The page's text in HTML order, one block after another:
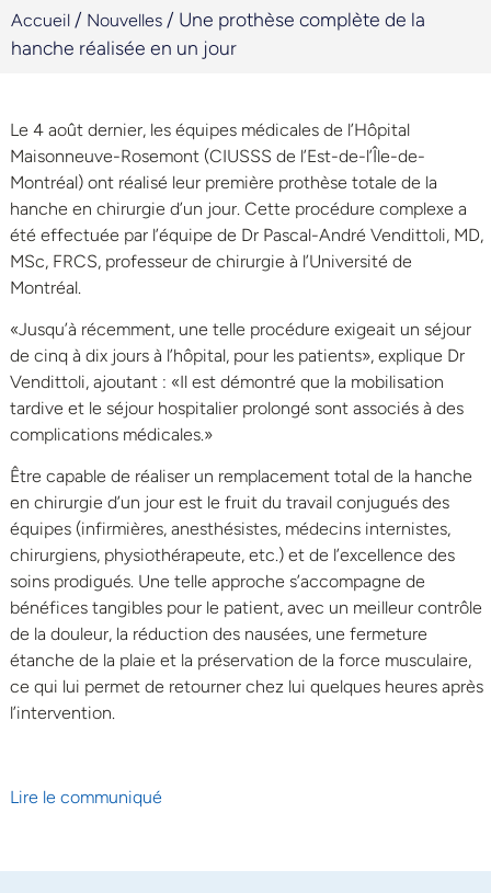
Accueil / Nouvelles / Une prothèse complète de la
hanche réalisée en un jour
Le 4 août dernier, les équipes médicales de l’Hôpital
Maisonneuve-Rosemont (CIUSSS de l’Est-de-l’Île-de-
Montréal) ont réalisé leur première prothèse totale de la
hanche en chirurgie d’un jour. Cette procédure complexe a
été effectuée par l’équipe de Dr Pascal-André Vendittoli, MD,
MSc, FRCS, professeur de chirurgie à l’Université de
Montréal.
«Jusqu’à récemment, une telle procédure exigeait un séjour
de cinq à dix jours à l’hôpital, pour les patients», explique Dr
Vendittoli, ajoutant : «Il est démontré que la mobilisation
tardive et le séjour hospitalier prolongé sont associés à des
complications médicales.»
Être capable de réaliser un remplacement total de la hanche
en chirurgie d’un jour est le fruit du travail conjugués des
équipes (infirmières, anesthésistes, médecins internistes,
chirurgiens, physiothérapeute, etc.) et de l’excellence des
soins prodigués. Une telle approche s’accompagne de
bénéfices tangibles pour le patient, avec un meilleur contrôle
de la douleur, la réduction des nausées, une fermeture
étanche de la plaie et la préservation de la force musculaire,
ce qui lui permet de retourner chez lui quelques heures après
l’intervention.
Lire le communiqué